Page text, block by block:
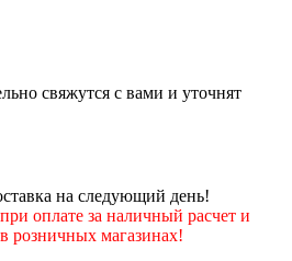
свяжутся с вами и уточнят
на следующий день!
оплате за наличный расчет и
розничных магазинах!